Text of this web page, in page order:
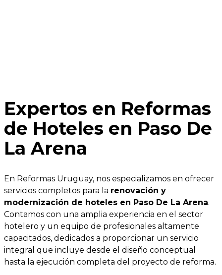
Expertos en Reformas
de Hoteles en Paso De
La Arena
En Reformas Uruguay, nos especializamos en ofrecer
servicios completos para la renovación y
modernización de hoteles en Paso De La Arena.
Contamos con una amplia experiencia en el sector
hotelero y un equipo de profesionales altamente
capacitados, dedicados a proporcionar un servicio
integral que incluye desde el diseño conceptual
hasta la ejecución completa del proyecto de reforma.